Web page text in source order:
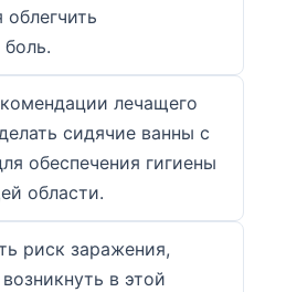
лечащего
сидячие ванны с
обеспечения гигиены
области.
риск заражения,
в этой